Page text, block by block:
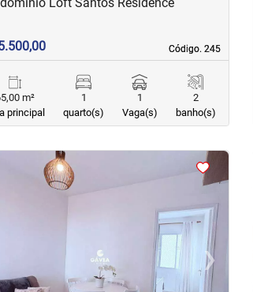
Código. 245
Código. 245
m²
principal
1
quarto(s)
1
Vaga(s)
2
banho(s)
›
Next